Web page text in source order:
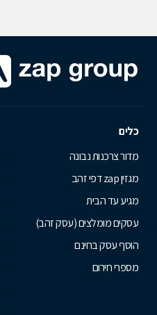
כלים
מדור צרכנות נבונה
מגזין zap דפי זהב
מגיע עד הבית
עסקים מומלצים (עסק זהב)
הוסף עסק בחינם
מספרי חירום